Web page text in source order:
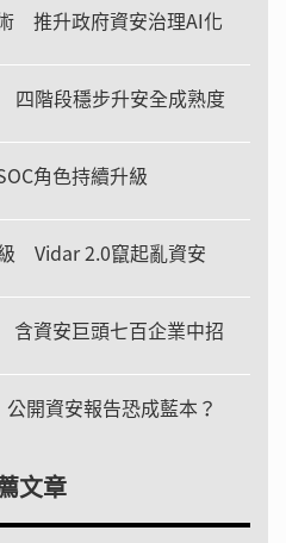
推升政府資安治理AI化
階段穩步升安全成熟度
角色持續升級
Vidar 2.0竄起亂資安
資安巨頭七百企業中招
開資安報告恐成藍本？
文章